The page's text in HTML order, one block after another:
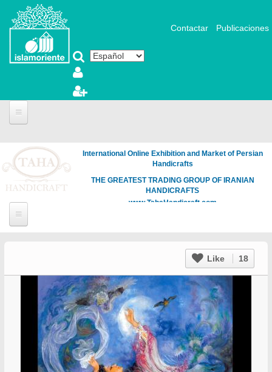
Pasar al contenido principal
Contactar Publicaciones
International Online Exhibition and Market of Persian
Handicrafts
THE GREATEST TRADING GROUP OF IRANIAN
HANDICRAFTS
www.TahaHandicraft.com
Like 18